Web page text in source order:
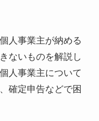
人事業主が納める
ないものを解説し
人事業主について
確定申告などで困